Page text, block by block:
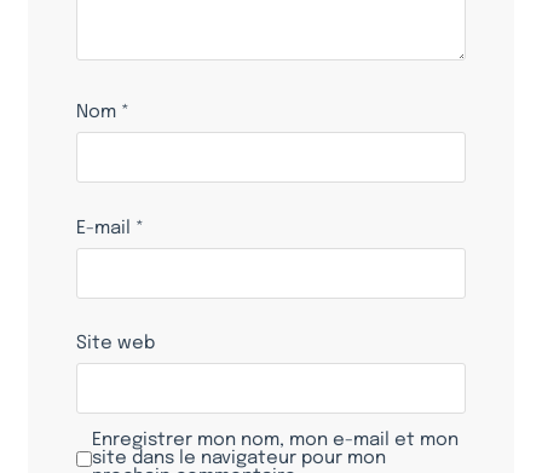
Nom *
E-mail *
Site web
Enregistrer mon nom, mon e-mail et mon
site dans le navigateur pour mon